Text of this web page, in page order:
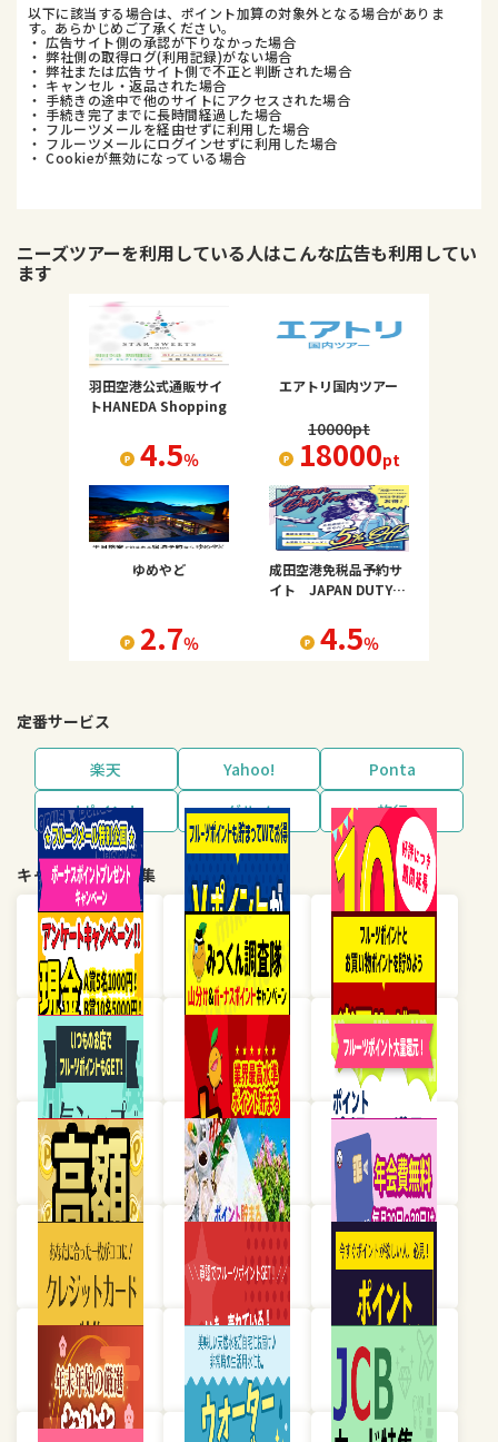
以下に該当する場合は、ポイント加算の対象外となる場合がありま
す。あらかじめご了承ください。
・ 広告サイト側の承認が下りなかった場合
・ 弊社側の取得ログ(利用記録)がない場合
・ 弊社または広告サイト側で不正と判断された場合
・ キャンセル・返品された場合
・ 手続きの途中で他のサイトにアクセスされた場合
・ 手続き完了までに長時間経過した場合
・ フルーツメールを経由せずに利用した場合
・ フルーツメールにログインせずに利用した場合
・ Cookieが無効になっている場合
ニーズツアーを利用している人はこんな広告も利用してい
ます
羽田空港公式通販サイ
トHANEDA Shopping
4.5％
エアトリ国内ツアー
10000pt
18000pt
ゆめやど
2.7％
成田空港免税品予約サ
イト JAPAN DUTY
4.5％
定番サービス
楽天 Yahoo!
Ponta
dポイント
グルメ 旅行
キャンペーン・特集